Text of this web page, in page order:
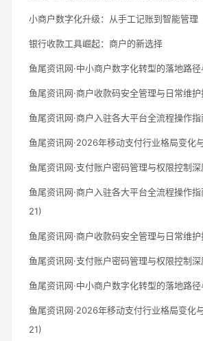
小商户数字化升级：从手工记账到智能管理
银行收款工具崛起：商户的新选择
鱼尾资讯网·中小商户数字化转型的落地路
鱼尾资讯网·商户收款码安全管理与日常维
鱼尾资讯网·商户入驻各大平台全流程操作
鱼尾资讯网·2026年移动支付行业格局变化
鱼尾资讯网·支付账户密码管理与权限控制
鱼尾资讯网·商户入驻各大平台全流程操作
21)
鱼尾资讯网·商户收款码安全管理与日常维
鱼尾资讯网·支付账户密码管理与权限控制
鱼尾资讯网·中小商户数字化转型的落地路
鱼尾资讯网·2026年移动支付行业格局变化
21)